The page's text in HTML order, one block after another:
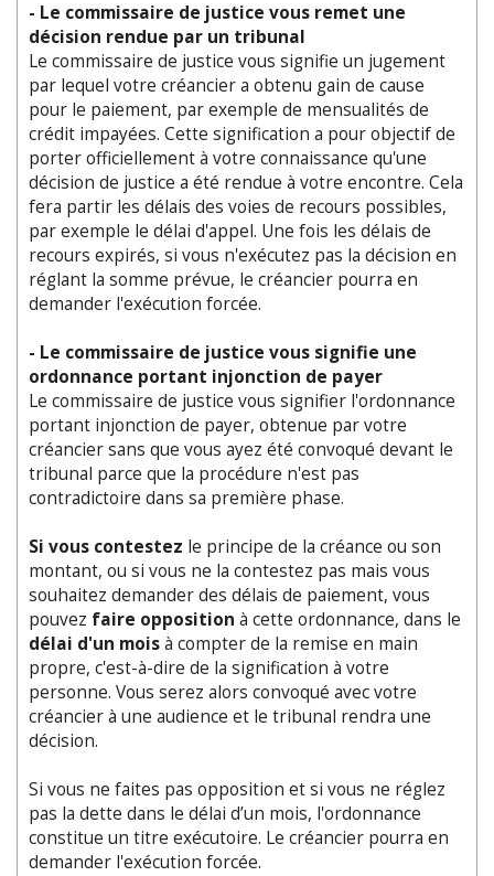
- Le commissaire de justice vous remet une
décision rendue par un tribunal
Le commissaire de justice vous signifie un jugement
par lequel votre créancier a obtenu gain de cause
pour le paiement, par exemple de mensualités de
crédit impayées. Cette signification a pour objectif de
porter officiellement à votre connaissance qu'une
décision de justice a été rendue à votre encontre. Cela
fera partir les délais des voies de recours possibles,
par exemple le délai d'appel. Une fois les délais de
recours expirés, si vous n'exécutez pas la décision en
réglant la somme prévue, le créancier pourra en
demander l'exécution forcée.
- Le commissaire de justice vous signifie une
ordonnance portant injonction de payer
Le commissaire de justice vous signifier l'ordonnance
portant injonction de payer, obtenue par votre
créancier sans que vous ayez été convoqué devant le
tribunal parce que la procédure n'est pas
contradictoire dans sa première phase.
Si vous contestez le principe de la créance ou son
montant, ou si vous ne la contestez pas mais vous
souhaitez demander des délais de paiement, vous
pouvez faire opposition à cette ordonnance, dans le
délai d'un moisà compter de la remise en main
propre, c'est-à-dire de la signification à votre
personne. Vous serez alors convoqué avec votre
créancier à une audience et le tribunal rendra une
décision.
Si vous ne faites pas opposition et si vous ne réglez
pas la dette dans le délai d’un mois, l'ordonnance
constitue un titre exécutoire. Le créancier pourra en
demander l'exécution forcée.